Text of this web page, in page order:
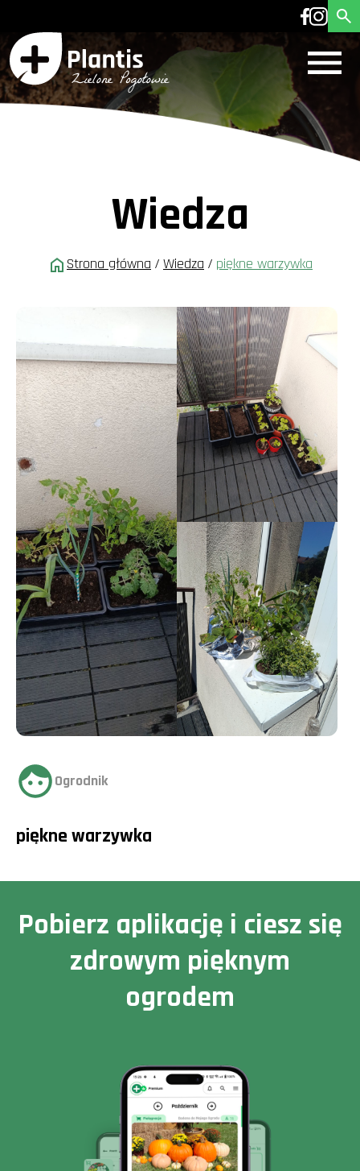
Wiedza
Strona główna / Wiedza / piękne warzywka
Ogrodnik
piękne warzywka
Pobierz aplikację i ciesz się
zdrowym pięknym
ogrodem